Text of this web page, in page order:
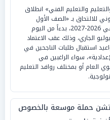
والتعليم الفني» انطلاق
للالتحاق بـ «الصف الأول
الثانوي» للعام الدراسي 2026-2027، بدءاً من اليوم
الأربعاء، الموافق 22 يوليو الجاري، وذلك عقب الاعتماد
استقبال طلبات الناجحين في
سواء الراغبين في
العام أو بمختلف روافد التعليم
تشن حملة موسعة بالخصوص